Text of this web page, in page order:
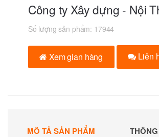
Công ty Xây dựng - Nội
Số lượng sản phẩm: 17944
Xem gian hàng Liên
MÔ TẢ SẢN PHẨM